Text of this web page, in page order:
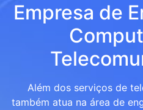
Empresa de
Além dos serviços de
também atua na área de